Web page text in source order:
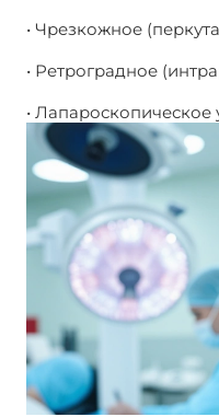
• Чрезкожное
• Ретроградное
• Лапароскопическое